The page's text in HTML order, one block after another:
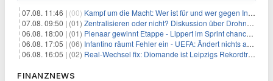
07.08. 11:46 | (00) Kampf um die Macht: Wer ist für und wer gegen Infantino?
07.08. 09:50 | (01) Zentralisieren oder nicht? Diskussion über Drohnenabwehr
06.08. 18:00 | (01) Pienaar gewinnt Etappe - Lippert im Sprint chancenlos
06.08. 17:05 | (06) Infantino räumt Fehler ein - UEFA: Ändert nichts an Boykott
06.08. 16:05 | (02) Real-Wechsel fix: Diomande ist Leipzigs Rekordtransfer
FINANZNEWS